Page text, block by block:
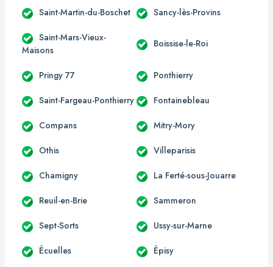
Saint-Martin-du-Boschet Sancy-lès-Provins
Saint-Mars-Vieux-
Maisons
Boissise-le-Roi
Pringy 77 Ponthierry
Saint-Fargeau-Ponthierry Fontainebleau
Compans Mitry-Mory
Othis Villeparisis
Chamigny La Ferté-sous-Jouarre
Reuil-en-Brie Sammeron
Sept-Sorts Ussy-sur-Marne
Écuelles Épisy